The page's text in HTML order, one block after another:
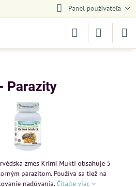
Panel používateľa
Parazity
zmes Krimi Mukti obsahuje 5
parazitom. Používa sa tiež na
nadúvania.Čítajte viac